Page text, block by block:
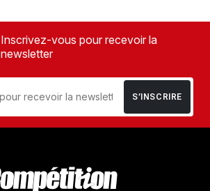
Inscrivez-vous pour recevoir la
newsletter
S’INSCRIRE